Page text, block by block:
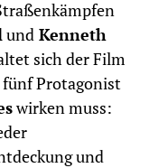
undKenneth
sich der Film
fünf Protagonist
wirken muss:
und